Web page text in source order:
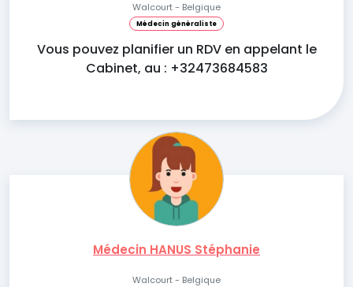
Walcourt - Belgique
Médecin généraliste
Vous pouvez planifier un RDV en appelant le
Cabinet, au : +32473684583
Médecin HANUS Stéphanie
Walcourt - Belgique